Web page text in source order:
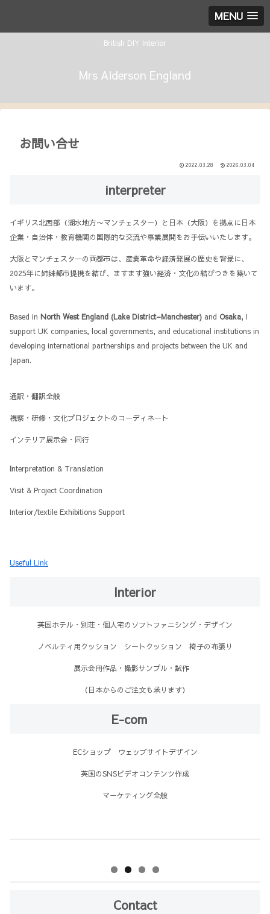
MENU
British DIY Interior
Mrs Alderson England
お問い合せ
2022.03.28 2026.03.04
interpreter
イギリス北西部（湖水地方〜マンチェスター）と日本（大阪）を拠点に日本
企業・自治体・教育機関の国際的な交流や事業展開をお手伝いいたします。
大阪とマンチェスターの両都市は、産業革命や経済発展の歴史を背景に、
2025年に姉妹都市提携を結び、ますます強い経済・文化の結びつきを築いて
います。
Based in North West England (Lake District–Manchester) and Osaka, I
support UK companies, local governments, and educational institutions in
developing international partnerships and projects between the UK and
Japan.
通訳・翻訳全般
視察・研修・文化プロジェクトのコーディネート
インテリア展示会・同行
Interpretation & Translation
Visit & Project Coordination
Interior/textile Exhibitions Support
Useful Link
Interior
英国ホテル・別荘・個人宅のソフトファニシング・デザイン
ノベルティ用クッション シートクッション 椅子の布張り
展示会用作品・撮影サンプル・試作
（日本からのご注文も承ります）
E-com
ECショップ ウェッブサイトデザイン
英国のSNSビデオコンテンツ作成
マーケティング全般
Contact